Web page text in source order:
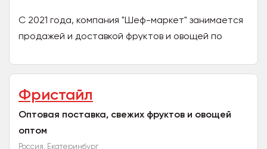
С 2021 года, компания "Шеф-маркет" занимается
продажей и доставкой фруктов и овощей по
Красноярска и...
Фристайл
Оптовая поставка, свежих фруктов и овощей
оптом
Россия, Екатеринбург